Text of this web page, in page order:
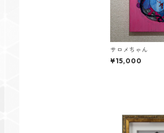
サロメちゃん
¥15,000